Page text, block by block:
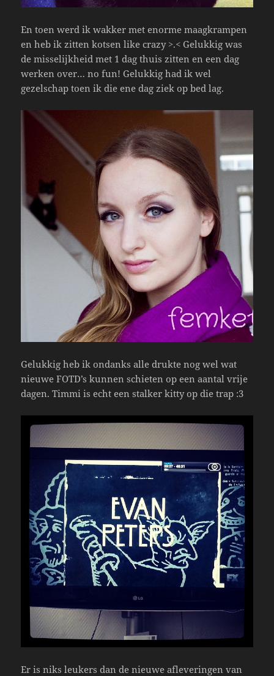
En toen werd ik wakker met enorme maagkrampen
en heb ik zitten kotsen like crazy >.< Gelukkig was
de misselijkheid met 1 dag thuis zitten en een dag
werken over… no fun! Gelukkig had ik wel
gezelschap toen ik die ene dag ziek op bed lag.
Gelukkig heb ik ondanks alle drukte nog wel wat
nieuwe FOTD’s kunnen schieten op een aantal vrije
dagen. Timmi is echt een stalker kitty op die trap :3
Er is niks leukers dan de nieuwe afleveringen van